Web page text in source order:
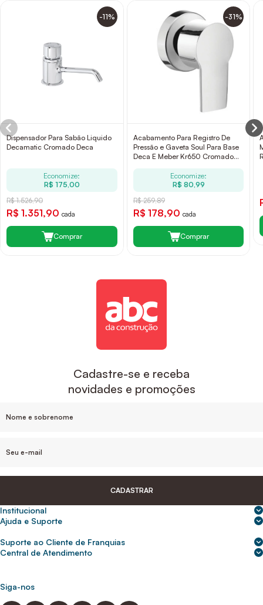
-11%
Dispensador Para Sabão Liquido
Decamatic Cromado Deca
Economize:
R$ 175,00
R$ 1.526,90
R$ 1.351,90 cada
Comprar
-31%
Acabamento Para Registro De
Pressão e Gaveta Soul Para Base
Deca E Meber Kr650 Cromado
Economize:
R$ 80,99
R$ 259,89
R$ 178,90 cada
Comprar
Cadastre-se e receba
novidades e promoções
CADASTRAR
Institucional
Sobre nós
Para empresas
Ajuda e Suporte
Frete e entrega
Política de Privacidade
Suporte ao Cliente de Franquias
2ª Via de Boletos - Crédito ABC
Central de Atendimento
(31) 9 9105-5920
abcnasuacasa.atendimento@abcdaconstrucao.com.br
Siga-nos